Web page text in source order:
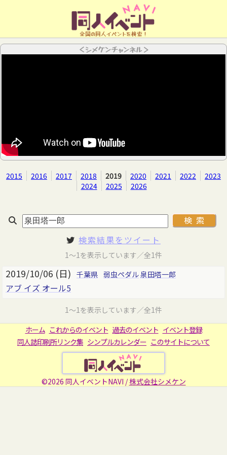
全国の同人イベントを検索！
＜シメケンチャンネル＞
2015 2016 2017 2018 2019 2020 2021 2022
2023
2024
2025 2026
検索結果をツイート
1～1を表示しています／全1件
2019/10/06 (日) 千葉県 弱虫ペダル泉田塔一郎
アブ イズ オール5
1～1を表示しています／全1件
ホーム これからのイベント 過去のイベント イベント登録
同人誌印刷所リンク集 シンプルカレンダー このサイトについて
©2026 同人イベントNAVI /株式会社シメケン